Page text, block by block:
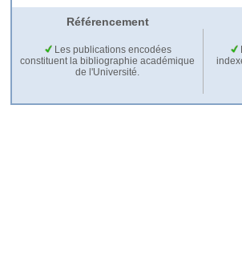
Référencement
Les publications encodées
constituent la bibliographie académique
de l'Université.